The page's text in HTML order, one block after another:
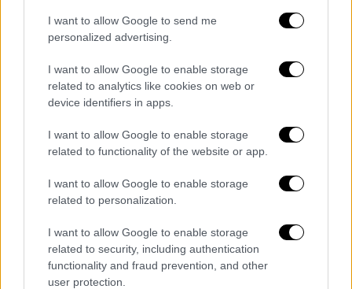
I want to allow Google to send me
personalized advertising.
I want to allow Google to enable storage
related to analytics like cookies on web or
device identifiers in apps.
I want to allow Google to enable storage
related to functionality of the website or app.
I want to allow Google to enable storage
related to personalization.
I want to allow Google to enable storage
related to security, including authentication
functionality and fraud prevention, and other
user protection.
Φασουλής: Βεβαίως και θα ξαναέπαιζα
με τον Φιλιππίδη, γιατί να μην παίξω;
«Δεν έχω καθόλου τηλεοπτικές προτάσεις,
μόνο για κριτή με παίρνουν»